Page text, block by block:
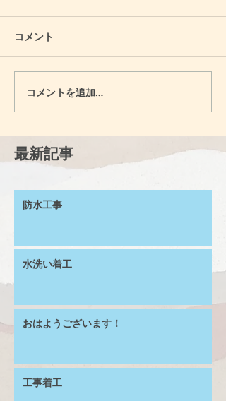
コメント
コメントを追加…
最新記事
防水工事
水洗い着工
おはようございます！
工事着工